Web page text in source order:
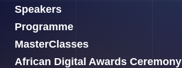
Speakers
Programme
MasterClasses
African Digital Awards Ceremony